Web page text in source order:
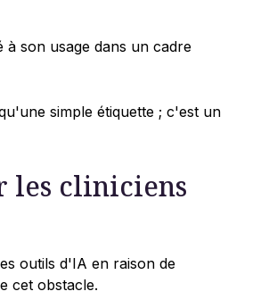
à son usage dans un cadre
simple étiquette ; c'est un
les cliniciens
outils d'IA en raison de
cet obstacle.